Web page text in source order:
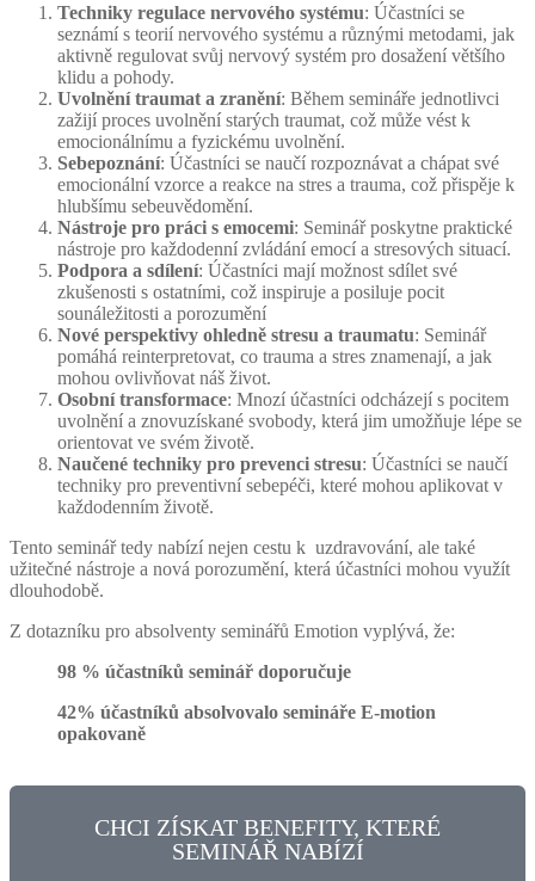
Techniky regulace nervového systému: Účastníci se
seznámí s teorií nervového systému a různými metodami, jak
aktivně regulovat svůj nervový systém pro dosažení většího
klidu a pohody.
Uvolnění traumat a zranění: Během semináře jednotlivci
zažijí proces uvolnění starých traumat, což může vést k
emocionálnímu a fyzickému uvolnění.
Sebepoznání: Účastníci se naučí rozpoznávat a chápat své
emocionální vzorce a reakce na stres a trauma, což přispěje k
hlubšímu sebeuvědomění.
Nástroje pro práci s emocemi: Seminář poskytne praktické
nástroje pro každodenní zvládání emocí a stresových situací.
Podpora a sdílení: Účastníci mají možnost sdílet své
zkušenosti s ostatními, což inspiruje a posiluje pocit
sounáležitosti a porozumění
Nové perspektivy ohledně stresu a traumatu: Seminář
pomáhá reinterpretovat, co trauma a stres znamenají, a jak
mohou ovlivňovat náš život.
Osobní transformace: Mnozí účastníci odcházejí s pocitem
uvolnění a znovuzískané svobody, která jim umožňuje lépe se
orientovat ve svém životě.
Naučené techniky pro prevenci stresu: Účastníci se naučí
techniky pro preventivní sebepéči, které mohou aplikovat v
každodenním životě.
Tento seminář tedy nabízí nejen cestu k uzdravování, ale také
užitečné nástroje a nová porozumění, která účastníci mohou využít
dlouhodobě.
Z dotazníku pro absolventy seminářů Emotion vyplývá, že:
98 % účastníků seminář doporučuje
42% účastníků absolvovalo semináře E-motion
opakovaně
CHCI ZÍSKAT BENEFITY, KTERÉ
SEMINÁŘ NABÍZÍ